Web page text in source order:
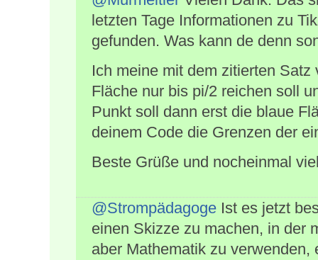
letzten Tage Informationen zu
gefunden. Was kann de denn
Ich meine mit dem zitierten
Fläche nur bis pi/2 reichen soll
Punkt soll dann erst die blaue
deinem Code die Grenzen der
Beste Grüße und nocheinmal
@Strompädagoge Ist es jetzt
einen Skizze zu machen, in der
aber Mathematik zu